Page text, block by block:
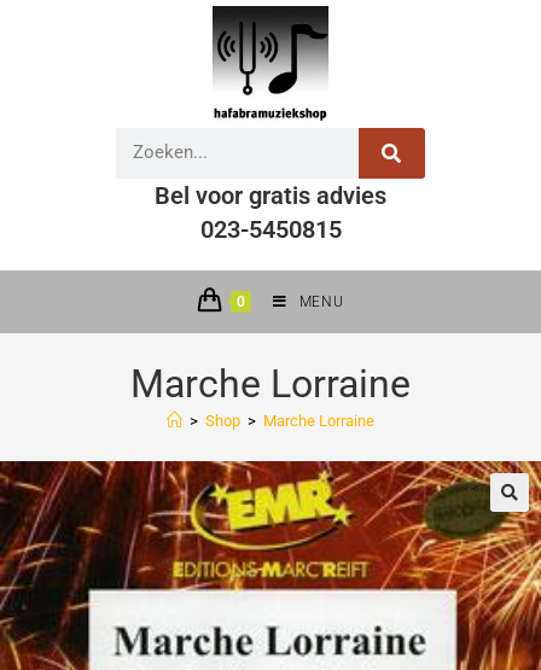
Bel voor gratis advies
023-5450815
0 MENU
Marche Lorraine
> Shop > Marche Lorraine
🔍